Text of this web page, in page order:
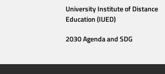
University Institute of Distance
Education (IUED)
2030 Agenda and SDG